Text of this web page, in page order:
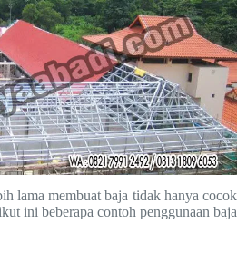
lama membuat baja tidak hanya cocok
ini beberapa contoh penggunaan baja